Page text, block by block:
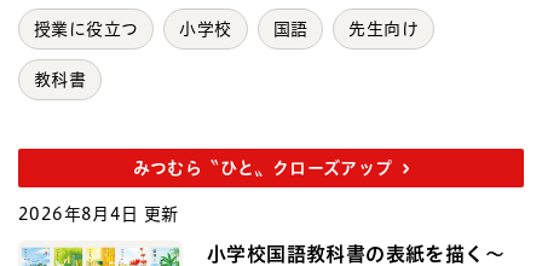
授業に役立つ 小学校 国語 先生向け
教科書
みつむら〝ひと〟クローズアップ
2026年8月4日 更新
小学校国語教科書の表紙を描く～